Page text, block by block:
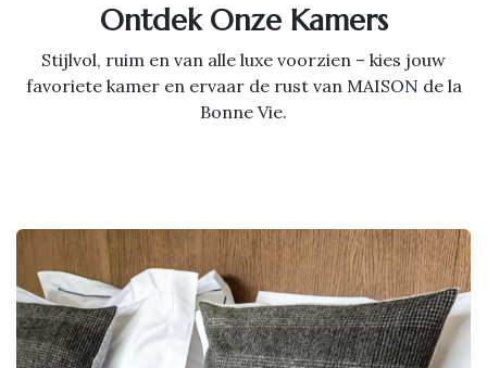
Ontdek Onze Kamers
Stijlvol, ruim en van alle luxe voorzien – kies jouw
favoriete kamer en ervaar de rust van MAISON de la
Bonne Vie.